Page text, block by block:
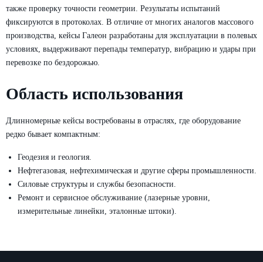
также проверку точности геометрии. Результаты испытаний
фиксируются в протоколах. В отличие от многих аналогов массового
производства, кейсы Галеон разработаны для эксплуатации в полевых
условиях, выдерживают перепады температур, вибрацию и удары при
перевозке по бездорожью.
Область использования
Длинномерные кейсы востребованы в отраслях, где оборудование
редко бывает компактным:
Геодезия и геология.
Нефтегазовая, нефтехимическая и другие сферы промышленности.
Силовые структуры и службы безопасности.
Ремонт и сервисное обслуживание (лазерные уровни,
измерительные линейки, эталонные штоки).